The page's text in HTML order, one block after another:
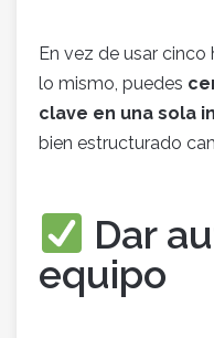
En vez de usar
lo mismo, puedes
clave en una sola
bien estructurado
Dar
equipo